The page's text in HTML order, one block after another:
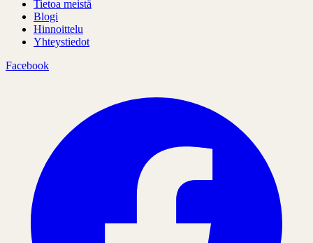
Tietoa meistä
Blogi
Hinnoittelu
Yhteystiedot
Facebook